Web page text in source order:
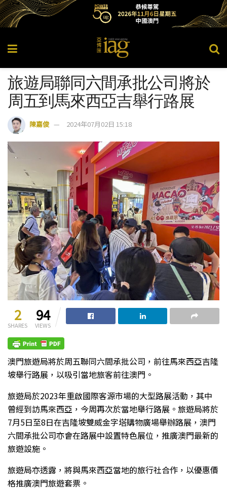
旅遊局聯同六間承批公司將於
周五到馬來西亞吉舉行路展
陳嘉俊 2024年07月02日 15:18
2
SHARES
94
VIEWS
澳門旅遊局將於周五聯同六間承批公司，前往馬來西亞吉隆
坡舉行路展，以吸引當地旅客前往澳門。
旅遊局於2023年重啟國際客源市場的大型路展活動，其中
曾經到訪馬來西亞，今周再次於當地舉行路展。旅遊局將於
7月5日至8日在吉隆坡雙威金字塔購物廣場舉辦路展，澳門
六間承批公司亦會在路展中設置特色展位，推廣澳門最新的
旅遊設施。
旅遊局亦透露，將與馬來西亞當地的旅行社合作，以優惠價
格推廣澳門旅遊套票。